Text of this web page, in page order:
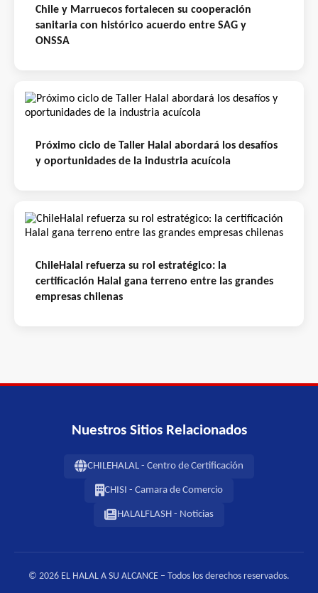
Chile y Marruecos fortalecen su cooperación
sanitaria con histórico acuerdo entre SAG y
ONSSA
Próximo ciclo de Taller Halal abordará los desafíos
y oportunidades de la industria acuícola
ChileHalal refuerza su rol estratégico: la
certificación Halal gana terreno entre las grandes
empresas chilenas
Nuestros Sitios Relacionados
CHILEHALAL - Centro de Certificación
CHISI - Camara de Comercio
HALALFLASH - Noticias
© 2026 EL HALAL A SU ALCANCE – Todos los derechos reservados.